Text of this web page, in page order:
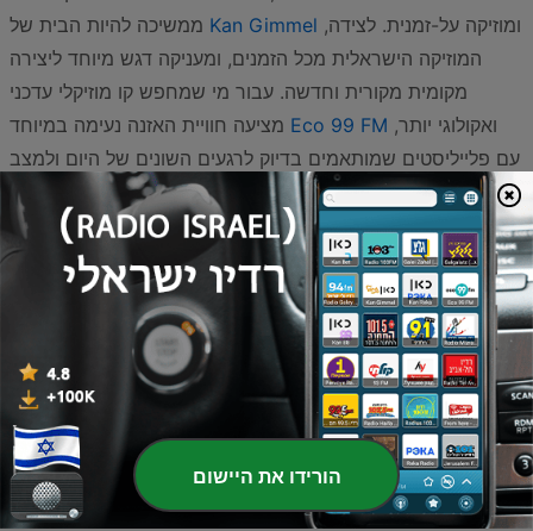
ומוזיקה על-זמנית. לצידה, Kan Gimmel ממשיכה להיות הבית של
המוזיקה הישראלית מכל הזמנים, ומעניקה דגש מיוחד ליצירה
מקומית מקורית וחדשה. עבור מי שמחפש קו מוזיקלי עדכני
ואקולוגי יותר, Eco 99 FM מציעה חוויית האזנה נעימה במיוחד
עם פלייליסטים שמותאמים בדיוק לרגעים השונים של היום ולמצב
הרוח של המאזינים.
העושר התרבותי של ישראל בא לידי ביטוי גם בתחנות המשרתות
קהלים ספציפיים או אזוריים. כך למשל,Pervoye Radio
(Первое радио)מספקת מענה איכותי בשפה הרוסית עם
מיטב הלהיטים שאהובים על הקהל דובר השפה, בעוד שבתחנה
כמו91 FM לב המדינה
ניתן ליהנות משילוב מנצח של מוזיקה
ים-תיכונית ופופ ישראלי שפונה ללב הקונצנזוס. תחנות נוספות
כמוIvri 6 :: עברי שש
מתמקדות בשימור והנגשת הקלאסיקות
העבריות הישנות והטובות, בעוד ש-
Kol Hashfela 103.6 קול
השפלהו-Radio Center FMמביאות קול רענן ומגוון למפה
הורידו את היישום